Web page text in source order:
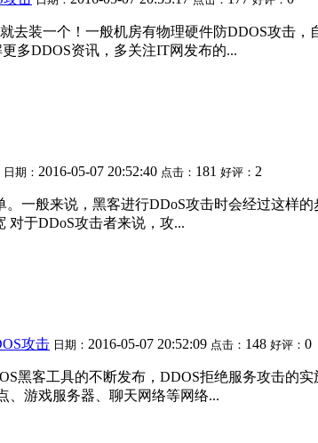
去装一个！一般机房有物理硬件防DDOS攻击
多DDOS资讯，多关注IT网发布的...
日期： 2016-05-07 20:52:40 点击： 181 好评： 2
一般来说，黑客进行DDoS攻击时会经过这样
对于DDoS攻击者来说，攻...
攻击 日期： 2016-05-07 20:52:09 点击： 148 好评： 0
黑客工具的不断发布，DDOS拒绝服务攻击的
、游戏服务器、聊天网络等网络...